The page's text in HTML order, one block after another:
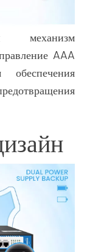
механизм
AAA